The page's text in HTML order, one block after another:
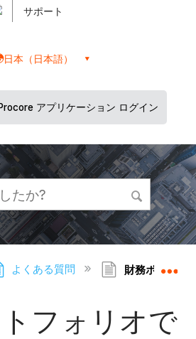
サポート
日本（日本語）
Procore アプリケーション ログイン
階層を展開/折りたたむ
よくある質問 財務ポートフ
フォリオで